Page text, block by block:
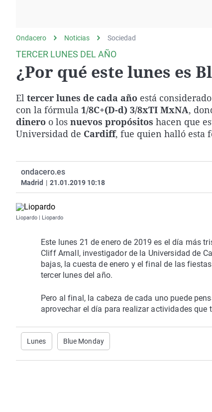
Como el perro y elEquipo de investigación
Negra
País Vasco
Ondacero Noticias Sociedad
TERCER LUNES DEL AÑO
¿Por qué este lunes es
El tercer lunes de cada año está considerado
con la fórmula 1/8C+(D-d) 3/8xTI MxNA,
dinero o los nuevos propósitos hacen que
Universidad de Cardiff, fue quien halló esta
ondacero.es
Madrid | 21.01.2019 10:18
Liopardo | Liopardo
Este lunes 21 de enero de 2019 es el día más
Cliff Arnall, investigador de la Universidad de
bajas, la cuesta de enero y el final de las
tercer lunes del año.
Pero al final, la cabeza de cada uno puede
aprovechar el día para realizar actividades
Lunes Blue Monday